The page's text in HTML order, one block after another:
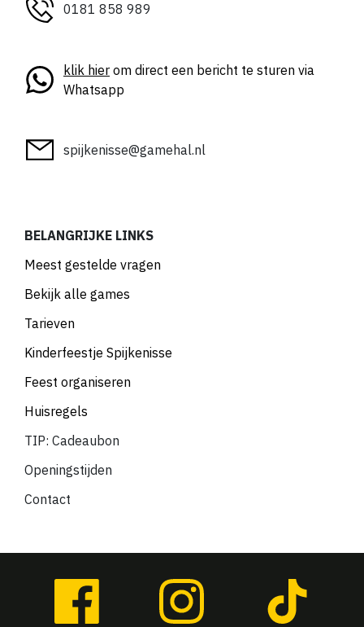
0181 858 989
klik hier om direct een bericht te sturen via
Whatsapp
spijkenisse@gamehal.nl
BELANGRIJKE LINKS
Meest gestelde vragen
Bekijk alle games
Tarieven
Kinderfeestje Spijkenisse
Feest organiseren
Huisregels
TIP: Cadeaubon
Openingstijden
Contact